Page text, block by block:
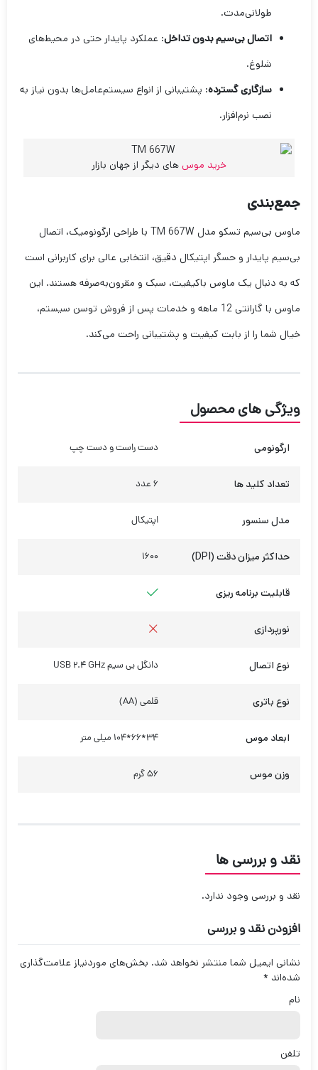
طولانی‌مدت.
اتصال بی‌سیم بدون تداخل: عملکرد پایدار حتی در محیط‌های
شلوغ.
سازگاری گسترده: پشتیبانی از انواع سیستم‌عامل‌ها بدون نیاز به
نصب نرم‌افزار.
خرید موس های دیگر از جهان بازار
جمع‌بندی
ماوس بی‌سیم تسکو مدل TM 667W با طراحی ارگونومیک، اتصال
بی‌سیم پایدار و حسگر اپتیکال دقیق، انتخابی عالی برای کاربرانی است
که به دنبال یک ماوس باکیفیت، سبک و مقرون‌به‌صرفه هستند. این
ماوس با گارانتی 12 ماهه و خدمات پس از فروش توسن سیستم،
خیال شما را از بابت کیفیت و پشتیبانی راحت می‌کند.
ویژگی های محصول
ارگونومی دست راست و دست چپ
تعداد کلید ها 6 عدد
مدل سنسور اپتیکال
حداکثر میزان دقت (DPI) 1600
قابلیت برنامه ریزی
نورپردازی
نوع اتصال دانگل بی سیم USB 2.4 GHz
نوع باتری قلمی (AA)
ابعاد موس 34*66*104 میلی متر
وزن موس 56 گرم
نقد و بررسی ها
نقد و بررسی وجود ندارد.
افزودن نقد و بررسی
نشانی ایمیل شما منتشر نخواهد شد. بخش‌های موردنیاز علامت‌گذاری
شده‌اند *
نام
تلفن